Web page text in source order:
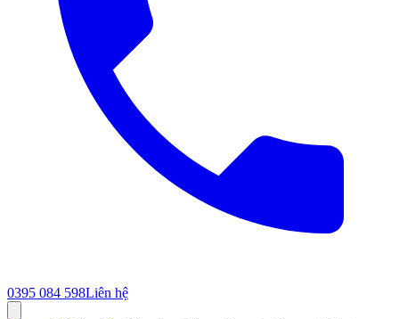
0395 084 598Liên hệ